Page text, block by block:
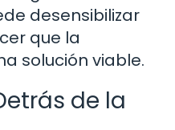
desensibilizar
que la
solución viable.
de la